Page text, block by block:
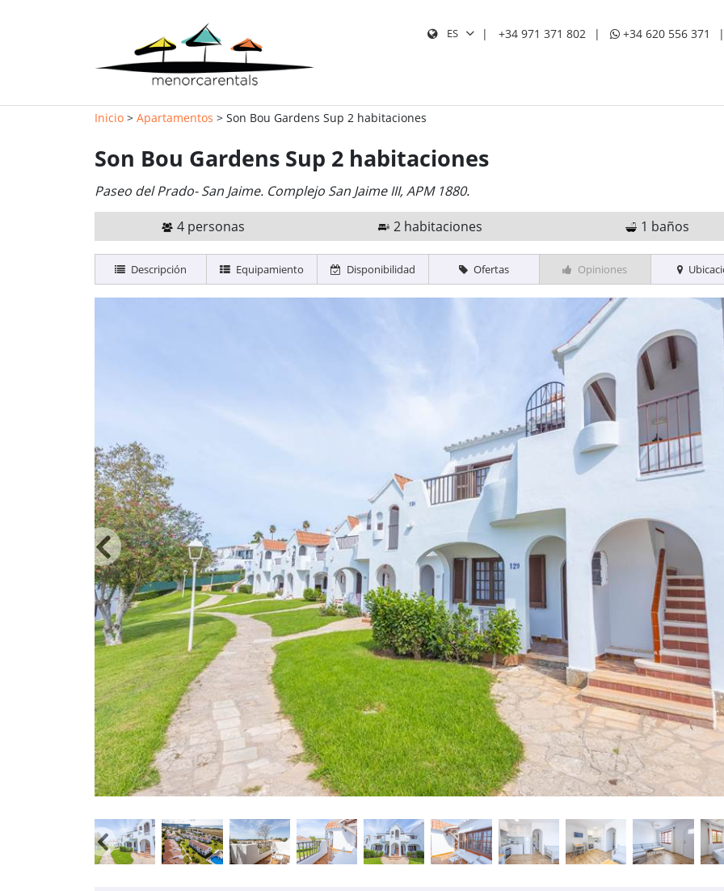
ES +34 971 371 802 +34 620 556 371
Inicio > Apartamentos > Son Bou Gardens Sup 2 habitaciones
Son Bou Gardens Sup 2 habitaciones
Paseo del Prado- San Jaime. Complejo San Jaime III, APM 1880.
4 personas 2 habitaciones 1 baños
Descripción Equipamiento Disponibilidad Ofertas Opiniones